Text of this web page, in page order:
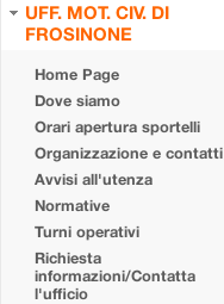
UFF. MOT. CIV. DI
FROSINONE
Home Page
Dove siamo
Orari apertura sportelli
Organizzazione e contatti
Avvisi all'utenza
Normative
Turni operativi
Richiesta
informazioni/Contatta
l'ufficio